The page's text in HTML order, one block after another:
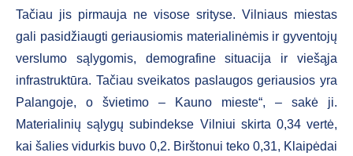
Tačiau jis pirmauja ne visose srityse. Vilniaus miestas
gali pasidžiaugti geriausiomis materialinėmis ir gyventojų
verslumo sąlygomis, demografine situacija ir viešąja
infrastruktūra. Tačiau sveikatos paslaugos geriausios yra
Palangoje, o švietimo – Kauno mieste“, – sakė ji.
Materialinių sąlygų subindekse Vilniui skirta 0,34 vertė,
kai šalies vidurkis buvo 0,2. Birštonui teko 0,31, Klaipėdai